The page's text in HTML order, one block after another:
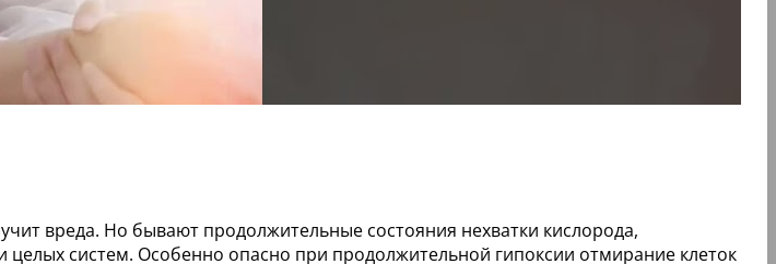
вреда. Но бывают продолжительные состояния нехватки кислорода,
систем. Особенно опасно при продолжительной гипоксии отмирание клеток